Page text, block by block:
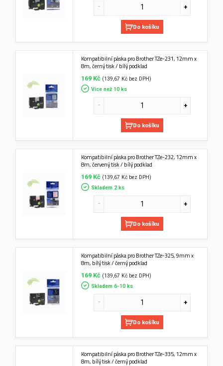
Do košíku
Kompatibilní páska pro Brother TZe-231, 12mm x
8m, černý tisk / bílý podklad
169 Kč (139,67 Kč bez DPH)
Více než 10 ks
Do košíku
Kompatibilní páska pro Brother TZe-232, 12mm x
8m, červený tisk / bílý podklad
169 Kč (139,67 Kč bez DPH)
Skladem 2 ks
Do košíku
Kompatibilní páska pro Brother TZe-325, 9mm x
8m, bílý tisk / černý podklad
169 Kč (139,67 Kč bez DPH)
Skladem 6-10 ks
Do košíku
Kompatibilní páska pro Brother TZe-335, 12mm x
8m, bílý tisk / černý podklad